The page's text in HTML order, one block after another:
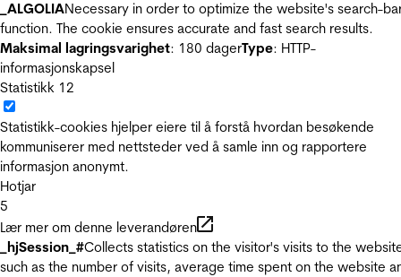
_ALGOLIANecessary in order to optimize the website's search-
function. The cookie ensures accurate and fast search results.
Maksimal lagringsvarighet: 180 dagerType: HTTP-
informasjonskapsel
Statistikk 12
Statistikk-cookies hjelper eiere til å forstå hvordan besøkende
kommuniserer med nettsteder ved å samle inn og rapportere
informasjon anonymt.
Hotjar
5
Lær mer om denne leverandøren
_hjSession_#Collects statistics on the visitor's visits to the
such as the number of visits, average time spent on the website